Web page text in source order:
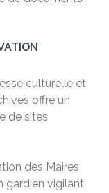
culturelle et
offre un
de sites
des Maires
gardien vigilant